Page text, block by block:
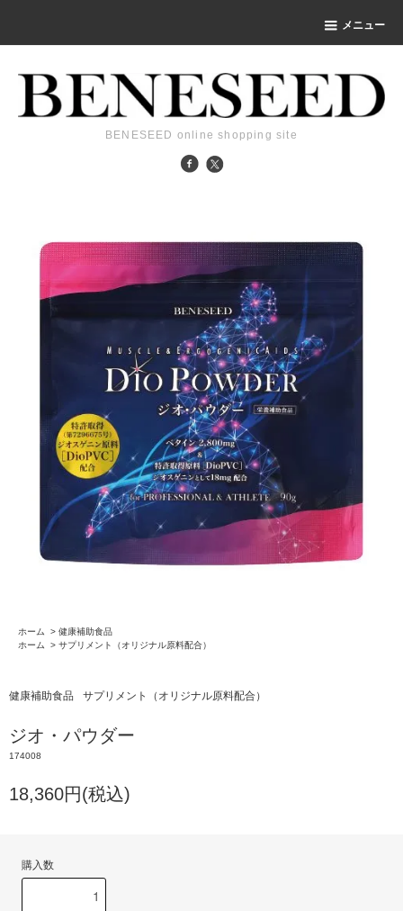
メニュー
BENESEED online shopping site
ホーム > 健康補助食品
ホーム
> サプリメント（オリジナル原料配合）
健康補助食品 サプリメント（オリジナル原料配合）
ジオ・パウダー
174008
18,360円(税込)
購入数